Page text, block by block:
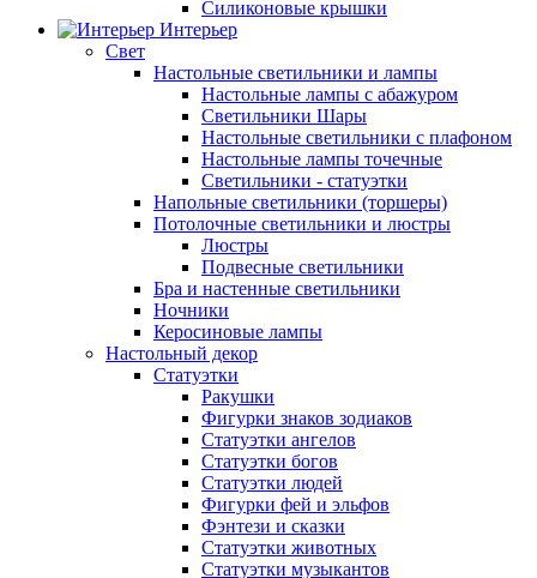
Силиконовые крышки
Интерьер
Свет
Настольные светильники и лампы
Настольные лампы с абажуром
Светильники Шары
Настольные светильники с плафоном
Настольные лампы точечные
Светильники - статуэтки
Напольные светильники (торшеры)
Потолочные светильники и люстры
Люстры
Подвесные светильники
Бра и настенные светильники
Ночники
Керосиновые лампы
Настольный декор
Статуэтки
Ракушки
Фигурки знаков зодиаков
Статуэтки ангелов
Статуэтки богов
Статуэтки людей
Фигурки фей и эльфов
Фэнтези и сказки
Статуэтки животных
Статуэтки музыкантов